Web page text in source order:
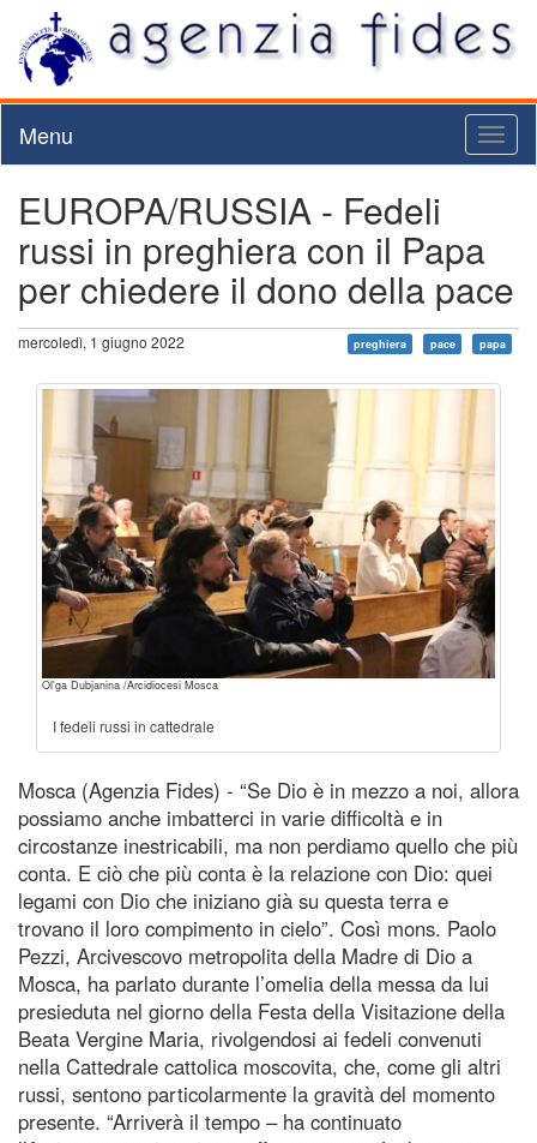
Menu
EUROPA/RUSSIA - Fedeli
russi in preghiera con il Papa
per chiedere il dono della pace
mercoledì, 1 giugno 2022 preghiera pace papa
Ol'ga Dubjanina /Arcidiocesi Mosca
I fedeli russi in cattedrale
Mosca (Agenzia Fides) - “Se Dio è in mezzo a noi, allora
possiamo anche imbatterci in varie difficoltà e in
circostanze inestricabili, ma non perdiamo quello che più
conta. E ciò che più conta è la relazione con Dio: quei
legami con Dio che iniziano già su questa terra e
trovano il loro compimento in cielo”. Così mons. Paolo
Pezzi, Arcivescovo metropolita della Madre di Dio a
Mosca, ha parlato durante l’omelia della messa da lui
presieduta nel giorno della Festa della Visitazione della
Beata Vergine Maria, rivolgendosi ai fedeli convenuti
nella Cattedrale cattolica moscovita, che, come gli altri
russi, sentono particolarmente la gravità del momento
presente. “Arriverà il tempo – ha continuato